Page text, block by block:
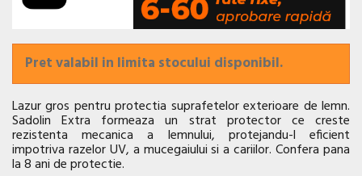
Pret valabil in limita stocului disponibil.
Lazur gros pentru protectia suprafetelor exterioare de lemn.
Sadolin Extra formeaza un strat protector ce creste
rezistenta mecanica a lemnului, protejandu-l eficient
impotriva razelor UV, a mucegaiului si a cariilor. Confera pana
la 8 ani de protectie.